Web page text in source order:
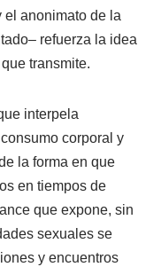
el anonimato de la
refuerza la idea
transmite.
interpela
corporal y
la forma en que
en tiempos de
que expone, sin
sexuales se
y encuentros